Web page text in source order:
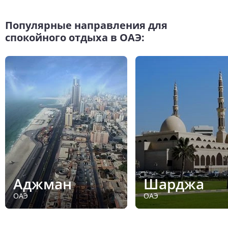
Популярные направления для
спокойного отдыха в ОАЭ:
Аджман
ОАЭ
Шарджа
ОАЭ